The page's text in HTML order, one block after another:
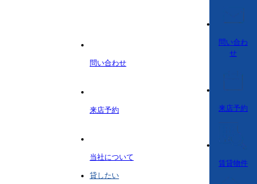
問い合わせ
来店予約
当社について
貸したい
問い合わ
せ
来店予約
賃貸物件